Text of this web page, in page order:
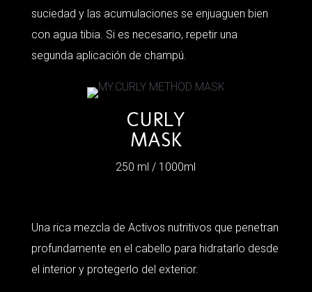
suciedad y las acumulaciones se enjuaguen bien
con agua tibia. Si es necesario, repetir una
segunda aplicación de champú.
CURLY
MASK
250 ml / 1000ml
Una rica mezcla de Activos nutritivos que penetran
profundamente en el cabello para hidratarlo desde
el interior y protegerlo del exterior.